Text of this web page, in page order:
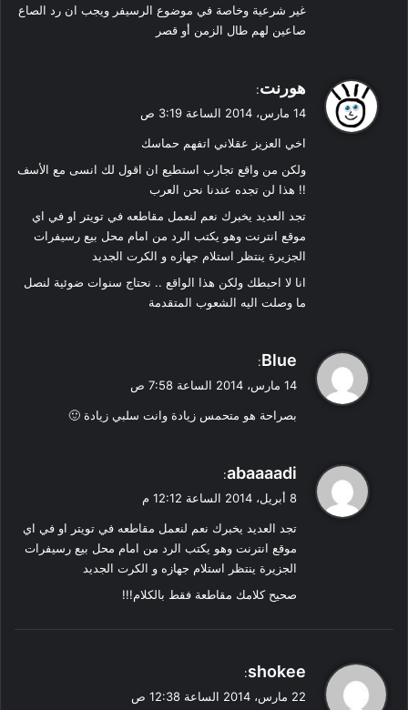
غير شرعية وخاصة في موضوع الرسيفر ويجب ان رد الصاع
صاعين لهم طال الزمن أو قصر
ل
هورنت:
14 مارس، 2014 الساعة 3:19 ص
اخي العزيز عقلاني اتفهم حماسك
ولكن من واقع تجارب استطيع ان اقول لك انسى مع الأسف
!! هذا لن تجده عندنا نحن العرب
تجد العديد يخبرك نعم لنعمل مقاطعه في تويتر او في اي
موقع انترنت وهو يكتب الرد من امام محل بيع رسيفرات
الجزيرة ينتظر استلام جهازه و الكرت الجديد
انا لا احبطك ولكن هذا الواقع .. نحتاج سنوات ضوئية لنصل
ما وصلت اليه الشعوب المتقدمة
ي
ل
Blue
:
14 مارس، 2014 الساعة 7:58 ص
بصراحة هو متحمس زيادة وانت سلبي زيادة 🙂
ي
ل
abaaaadi
:
8 أبريل، 2014 الساعة 12:12 م
تجد العديد يخبرك نعم لنعمل مقاطعه في تويتر او في اي
موقع انترنت وهو يكتب الرد من امام محل بيع رسيفرات
الجزيرة ينتظر استلام جهازه و الكرت الجديد
صحيح كلامك مقاطعة فقط بالكلام!!!
يshokee
:
22 مارس، 2014 الساعة 12:38 ص